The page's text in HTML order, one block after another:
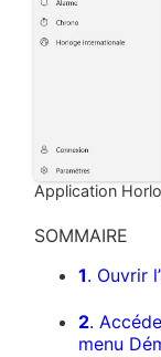
Application
SOMMAIRE
1. Ouvrir
2.
menu